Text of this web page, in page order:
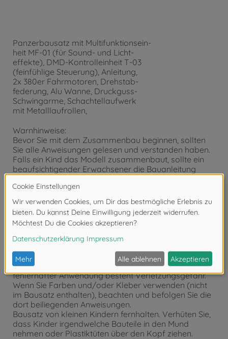
Panzerbausatz mit Multifunktionsein-
heit MF-01 (für Sound- und Licht-
effekte), DMD-Kontrolleinheit T-03
(feinfühlige Steuerung), Anleitung,
2x 380er Fahrmotoren, Drehstab-
federung, Alu Wanne, Druckguss-
Schwingarme, Schachtellaufwerk
mit Metalllaufrollen,
Warnhinweise:
Bevor Sie mit dem Zusammenbau beginnen, sollten
Sie alle Anweisungen gelesen und verstanden haben.
Falls ein Kind das Modell zusammenbaut, sollte ein
beaufsichtigender Erwachsener die Bauanleitung
ebenfalls gelesen haben.
Beim Zusammenbau des Bausatzes werden
Werkzeuge einschließlich Messer verwendet. Zur
Vermeidung von Verletzungen ist gesonderte Vorsicht
angebracht.
Falls beim Zusammenbau Schwierigkeiten auftreten,
fragen Sie einen Erwachsenen, der die Arbeiten
überwacht oder einen Modellbauer mit RC
Erfahrungen bzw. Fachhändler.
Werkzeuge jeweils nur zweckbestimmt einsetzen. Bei
fehlerhafter Anwendung besteht Verletzungsgefahr.
Wenn Sie Farben und/oder Kleber verwenden (nicht
im Bausatz enthalten), beachten und befolgen Sie die
dort beiliegenden Anweisungen.
Bausatz von kleinen Kindern fernhalten. Verhüten Sie,
dass Kinder irgendwelche Bauteile in den Mund
nehmen oder Plastiktüten über den Kopf ziehen.